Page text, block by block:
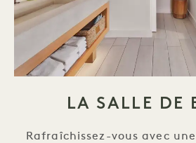
LA SALLE DE
Rafraîchissez-vous avec